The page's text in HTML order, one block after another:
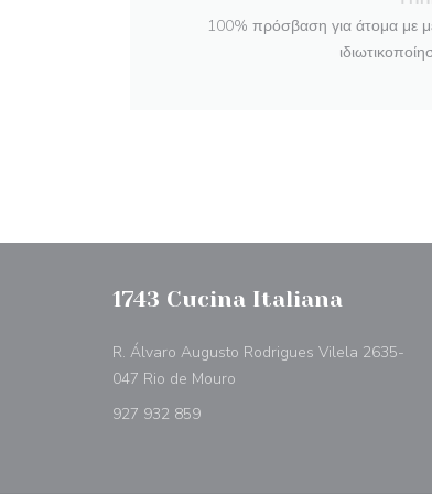
100% πρόσβαση για άτομα με
1743 Cucina Italiana
R. Álvaro Augusto Rodrigues Vilela 2635-
047 Rio de Mouro
927 932 859